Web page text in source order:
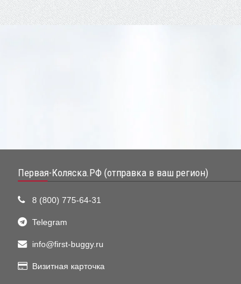
Первая-Коляска.РФ (отправка в ваш регион)
8 (800) 775-64-31
Telegram
info@first-buggy.ru
Визитная карточка